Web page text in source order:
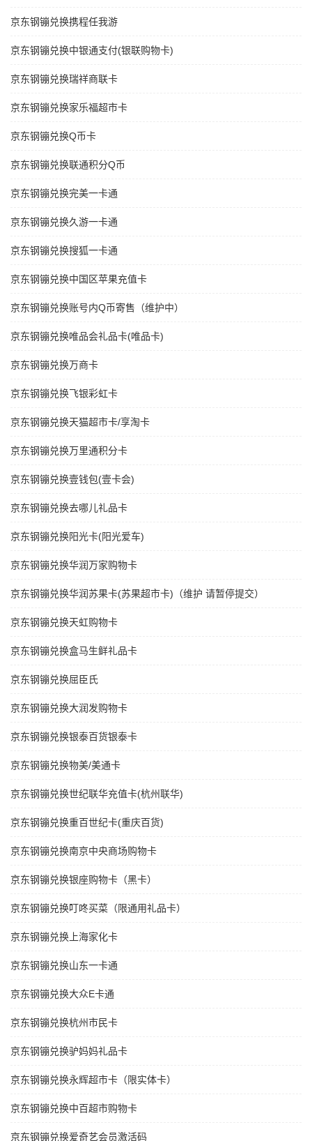
京东钢镚兑换携程任我游
京东钢镚兑换中银通支付(银联购物卡)
京东钢镚兑换瑞祥商联卡
京东钢镚兑换家乐福超市卡
京东钢镚兑换Q币卡
京东钢镚兑换联通积分Q币
京东钢镚兑换完美一卡通
京东钢镚兑换久游一卡通
京东钢镚兑换搜狐一卡通
京东钢镚兑换中国区苹果充值卡
京东钢镚兑换账号内Q币寄售（维护中）
京东钢镚兑换唯品会礼品卡(唯品卡)
京东钢镚兑换万商卡
京东钢镚兑换飞银彩虹卡
京东钢镚兑换天猫超市卡/享淘卡
京东钢镚兑换万里通积分卡
京东钢镚兑换壹钱包(壹卡会)
京东钢镚兑换去哪儿礼品卡
京东钢镚兑换阳光卡(阳光爱车)
京东钢镚兑换华润万家购物卡
京东钢镚兑换华润苏果卡(苏果超市卡)（维护 请暂停提交）
京东钢镚兑换天虹购物卡
京东钢镚兑换盒马生鲜礼品卡
京东钢镚兑换屈臣氏
京东钢镚兑换大润发购物卡
京东钢镚兑换银泰百货银泰卡
京东钢镚兑换物美/美通卡
京东钢镚兑换世纪联华充值卡(杭州联华)
京东钢镚兑换重百世纪卡(重庆百货)
京东钢镚兑换南京中央商场购物卡
京东钢镚兑换银座购物卡（黑卡）
京东钢镚兑换叮咚买菜（限通用礼品卡）
京东钢镚兑换上海家化卡
京东钢镚兑换山东一卡通
京东钢镚兑换大众E卡通
京东钢镚兑换杭州市民卡
京东钢镚兑换驴妈妈礼品卡
京东钢镚兑换永辉超市卡（限实体卡）
京东钢镚兑换中百超市购物卡
京东钢镚兑换爱奇艺会员激活码